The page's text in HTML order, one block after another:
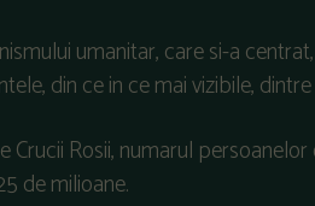
umanitar, care si-a
din ce in ce mai vizibile,
Crucii Rosii, numarul
de milioane.